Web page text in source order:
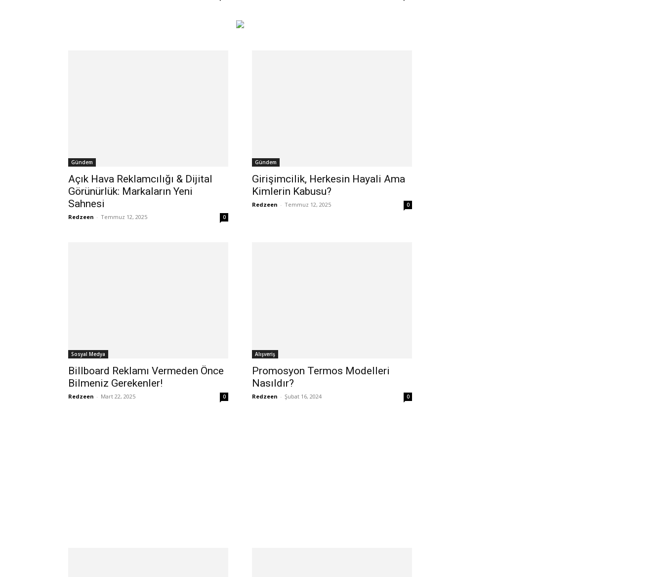
Gündem
Açık Hava Reklamcılığı & Dijital
Görünürlük: Markaların Yeni
Sahnesi
Redzeen - Temmuz 12, 2025 0
Gündem
Girişimcilik, Herkesin Hayali Ama
Kimlerin Kabusu?
Redzeen - Temmuz 12, 2025 0
Sosyal Medya
Billboard Reklamı Vermeden Önce
Bilmeniz Gerekenler!
Redzeen - Mart 22, 2025 0
Alışveriş
Promosyon Termos Modelleri
Nasıldır?
Redzeen - Şubat 16, 2024 0